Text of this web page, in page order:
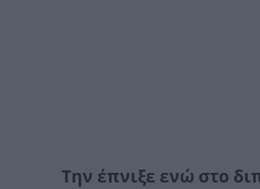
Την έπνιξε ενώ στο